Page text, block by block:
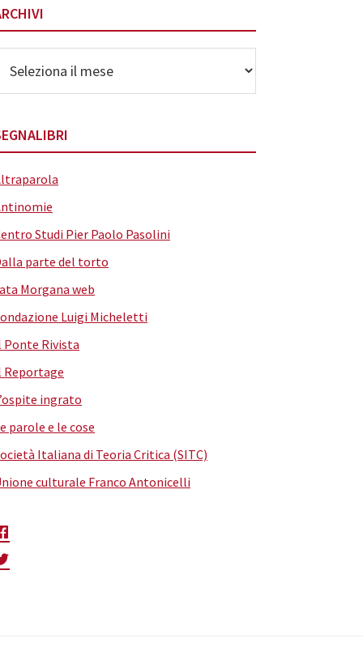
Studi Pier Paolo Pasolini
parte del torto
Morgana web
Luigi Micheletti
Ponte Rivista
Reportage
ingrato
parole e le cose
Italiana di Teoria Critica (SITC)
culturale Franco Antonicelli